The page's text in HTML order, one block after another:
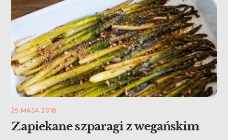
29 MAJA 2018
Zapiekane szparagi z wegańskim